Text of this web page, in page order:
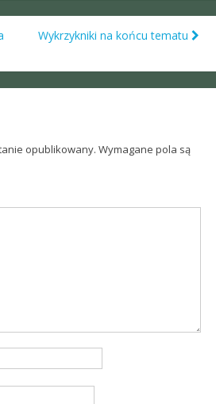
Wykrzykniki na końcu tematu
opublikowany. Wymagane pola są